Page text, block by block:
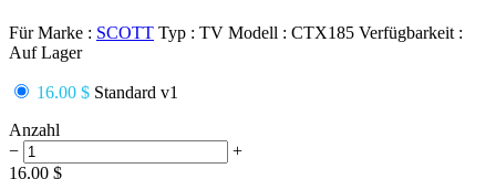
Für Marke : SCOTT Typ : TV Modell : CTX185 Verfügbarkeit :
Auf Lager
16.00 $ Standard v1
Anzahl
−
+
16.00 $